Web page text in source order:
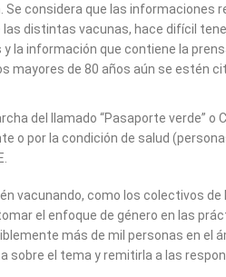
considera que las
distintas vacunas, hace difícil
información que contiene la
de 80 años aún se estén
del llamado “Pasaporte verde”
por la condición de salud
vacunando, como los colectivos
el enfoque de género en las
más de mil personas en
el tema y remitirla a las